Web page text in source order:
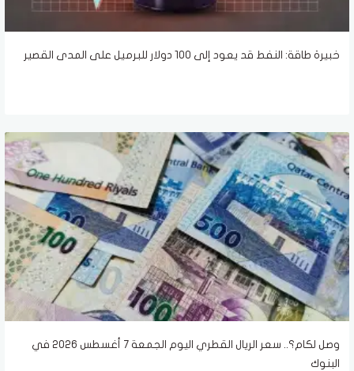
خبيرة طاقة: النفط قد يعود إلى 100 دولار للبرميل على المدى القصير
وصل لكام؟.. سعر الريال القطري اليوم الجمعة 7 أغسطس 2026 في
البنوك